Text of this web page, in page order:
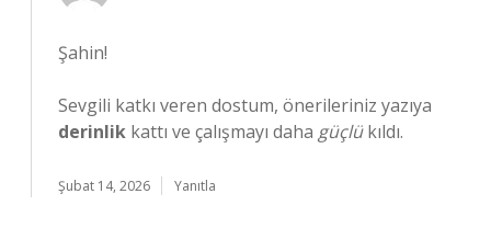
Şahin!
Sevgili katkı veren dostum, önerileriniz yazıya
derinlik kattı ve çalışmayı daha güçlükıldı.
Şubat 14, 2026 Yanıtla